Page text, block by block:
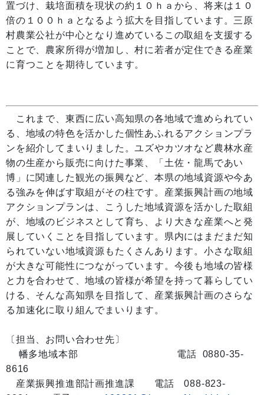
置づけ、栽培面積を現状の約１０ｈａから、将来は１０
倍の１００ｈａとなるよう拡大を目指しています。三原
村農業公社が中心となり進めているこの取組を支援する
ことで、農家所得が増加し、村に若者が定住できる産業
に育つことを期待しています。
これまで、東西に広い高知県の各地域で進められてい
る、地域の特色を活かした個性あふれるアクションプラ
ンを紹介してまいりました。ユズやカツオなど農林水産
物の生産から販売に向けた事業、「土佐・龍馬であい
博」に関連した観光の振興など、本県の地域資源や今あ
る強みを伸ばす取組がその柱です。産業振興計画の地域
アクションプランは、こうした地域資源を活かした取組
が、地域のビジネスとして育ち、より大きな産業へと発
展していくことを目指しています。県内にはまだまだ知
られていない地域資源もたくさんあります。小さな取組
が大きな可能性につながっています。今後も地域の皆様
と力を合わせて、地域の皆様が希望を持って暮らしてい
ける、そんな高知県を目指して、産業振興計画のさらな
る加速化に取り組んでまいります。
〔担当、お問い合わせ先〕
幡多地域本部 電話 0880-35-
8616
産業振興推進部計画推進課 電話 088-823-